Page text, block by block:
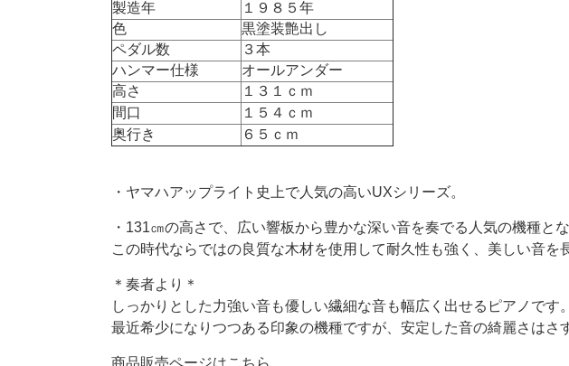
製造年
１９８５年
色
黒塗装艶出し
ペダル数
３本
ハンマー仕様
オールアンダー
高さ
１３１ｃｍ
間口
１５４ｃｍ
奥行き
６５ｃｍ
・ヤマハアップライト史上で人気の高いUXシリーズ。
・131㎝の高さで、広い響板から豊かな深い音を奏でる人気の機種とな
この時代ならではの良質な木材を使用して耐久性も強く、美しい音を
＊奏者より＊
しっかりとした力強い音も優しい繊細な音も幅広く出せるピアノです。
最近希少になりつつある印象の機種ですが、安定した音の綺麗さはさ
商品販売ページはこちら